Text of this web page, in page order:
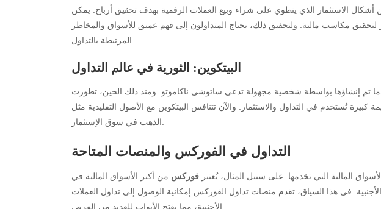
أشكال الاستثمار الذي ينطوي على شراء وبيع العملات الرقمية بهدف تحقيق أرباح. يمكن
لتحقيق مكاسب مالية. ولتحقيق ذلك، يحتاج المتداولون إلى فهم عميق للأسواق والمخاطر
البيتكوين: الثورية في عالم التداول
كبيرة تُستخدم في التداول والاستثمار. والآن تتنافس البيتكوين مع الأصول التقليدية مثل
التداول في الفوركس والمنصات المتاحة
المالية التي تخدمها. على سبيل المثال، يُعتبر فوركس من أكبر الأسواق المالية في
الأجنبية. في هذا السياق، تقدم منصات تداول الفوركس إمكانية الوصول إلى تداول العملات